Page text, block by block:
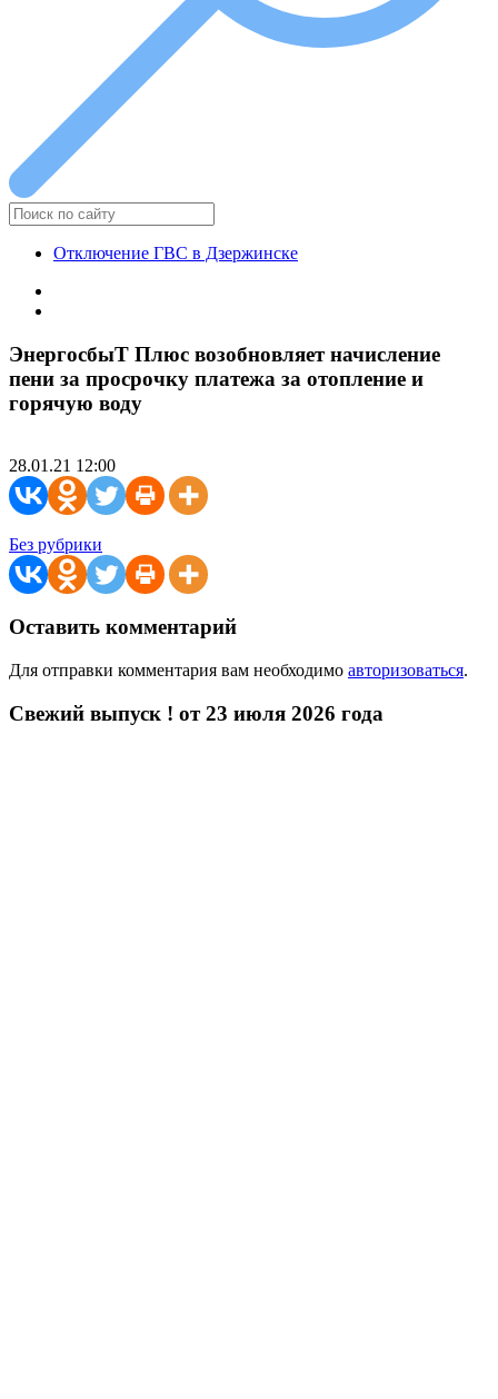
Отключение ГВС в Дзержинске
ЭнергосбыТ Плюс возобновляет начисление
пени за просрочку платежа за отопление и
горячую воду
28.01.21 12:00
Без рубрики
Оставить комментарий
Для отправки комментария вам необходимо авторизоваться.
Свежий выпуск ! от 23 июля 2026 года